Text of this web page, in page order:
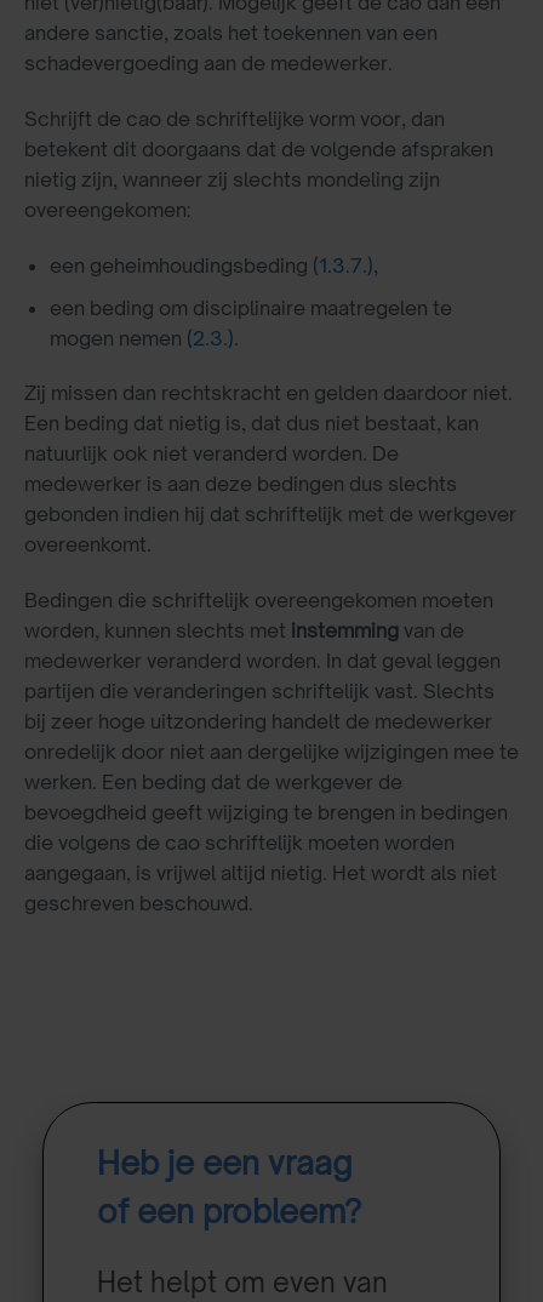
andere sanctie, zoals het toekennen van een
schadevergoeding aan de medewerker.
Schrijft de cao de schriftelijke vorm voor, dan
betekent dit doorgaans dat de volgende afspraken
nietig zijn, wanneer zij slechts mondeling zijn
overeengekomen:
een geheimhoudingsbeding (1.3.7.),
een beding om disciplinaire maatregelen te
mogen nemen (2.3.).
Zij missen dan rechtskracht en gelden daardoor niet.
Een beding dat nietig is, dat dus niet bestaat, kan
natuurlijk ook niet veranderd worden. De
medewerker is aan deze bedingen dus slechts
gebonden indien hij dat schriftelijk met de werkgever
overeenkomt.
Bedingen die schriftelijk overeengekomen moeten
worden, kunnen slechts met instemming van de
medewerker veranderd worden. In dat geval leggen
partijen die veranderingen schriftelijk vast. Slechts
bij zeer hoge uitzondering handelt de medewerker
onredelijk door niet aan dergelijke wijzigingen mee te
werken. Een beding dat de werkgever de
bevoegdheid geeft wijziging te brengen in bedingen
die volgens de cao schriftelijk moeten worden
aangegaan, is vrijwel altijd nietig. Het wordt als niet
geschreven beschouwd.
Heb je een vraag
of een probleem?
Het helpt om even van